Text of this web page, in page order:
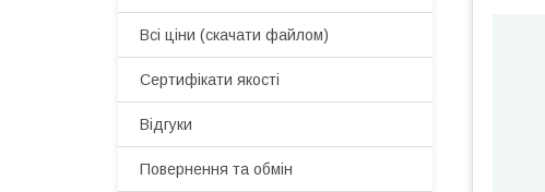
Всі ціни (скачати файлом)
Сертифікати якості
Відгуки
Повернення та обмін